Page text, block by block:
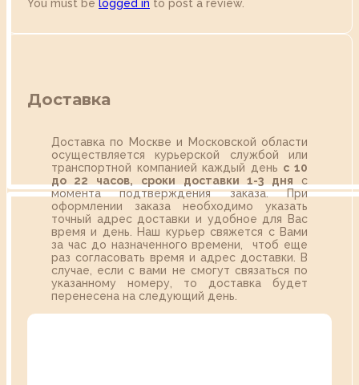
You must be logged in to post a review.
Доставка
Доставка по Москве и Московской области
осуществляется курьерской службой или
транспортной компанией каждый день с 10
до 22 часов,
сроки доставки 1-3 дня с
момента подтверждения заказа. При
оформлении заказа необходимо указать
точный адрес доставки и удобное для Вас
время и день. Наш курьер свяжется с Вами
за час до назначенного времени, чтоб еще
раз согласовать время и адрес доставки. В
случае, если с вами не смогут связаться по
указанному номеру, то доставка будет
перенесена на следующий день.